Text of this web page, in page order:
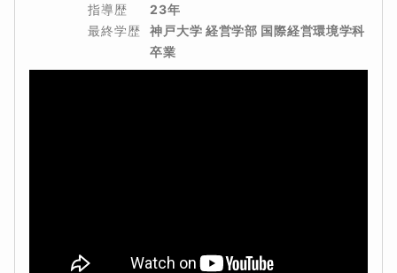
定着しやすさを心がけています。
指導歴
23年
最終学歴
神戸大学 経営学部 国際経営環境学科
卒業